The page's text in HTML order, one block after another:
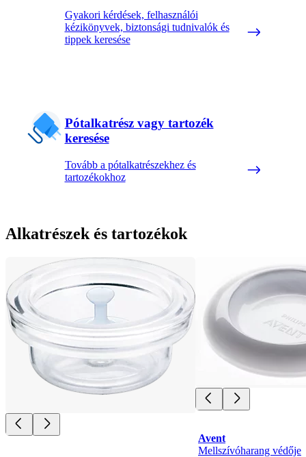
Gyakori kérdések, felhasználói
kézikönyvek, biztonsági tudnivalók és
tippek keresése
Pótalkatrész vagy tartozék
keresése
Tovább a pótalkatrészekhez és
tartozékokhoz
Alkatrészek és tartozékok
Avent
Mellszívóharang védője